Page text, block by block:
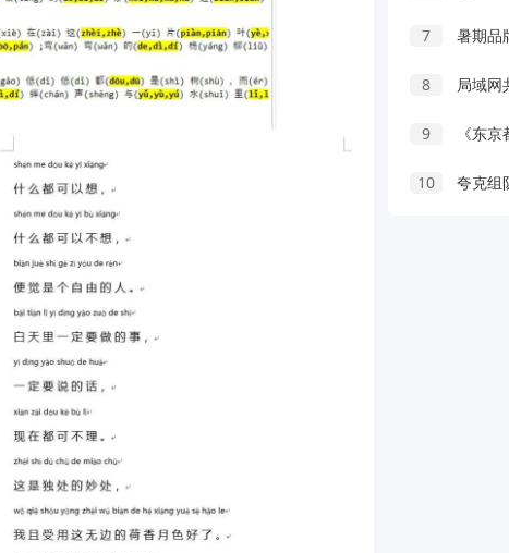
7 暑期品
8 局域网
9 《东
10 夸克组